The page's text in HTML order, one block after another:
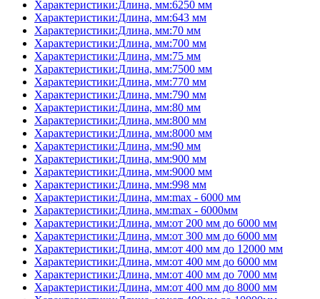
Характеристики:Длина, мм:6250 мм
Характеристики:Длина, мм:643 мм
Характеристики:Длина, мм:70 мм
Характеристики:Длина, мм:700 мм
Характеристики:Длина, мм:75 мм
Характеристики:Длина, мм:7500 мм
Характеристики:Длина, мм:770 мм
Характеристики:Длина, мм:790 мм
Характеристики:Длина, мм:80 мм
Характеристики:Длина, мм:800 мм
Характеристики:Длина, мм:8000 мм
Характеристики:Длина, мм:90 мм
Характеристики:Длина, мм:900 мм
Характеристики:Длина, мм:9000 мм
Характеристики:Длина, мм:998 мм
Характеристики:Длина, мм:max - 6000 мм
Характеристики:Длина, мм:max - 6000мм
Характеристики:Длина, мм:от 200 мм до 6000 мм
Характеристики:Длина, мм:от 300 мм до 6000 мм
Характеристики:Длина, мм:от 400 мм до 12000 мм
Характеристики:Длина, мм:от 400 мм до 6000 мм
Характеристики:Длина, мм:от 400 мм до 7000 мм
Характеристики:Длина, мм:от 400 мм до 8000 мм